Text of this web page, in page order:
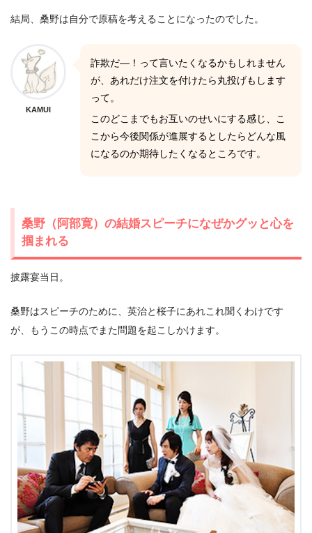
結局、桑野は自分で原稿を考えることになったのでした。
KAMUI
詐欺だ―！って言いたくなるかもしれません
が、あれだけ注文を付けたら丸投げもします
って。
このどこまでもお互いのせいにする感じ、こ
こから今後関係が進展するとしたらどんな風
になるのか期待したくなるところです。
桑野（阿部寛）の結婚スピーチになぜかグッと心を
掴まれる
披露宴当日。
桑野はスピーチのために、英治と桜子にあれこれ聞くわけです
が、もうこの時点でまた問題を起こしかけます。